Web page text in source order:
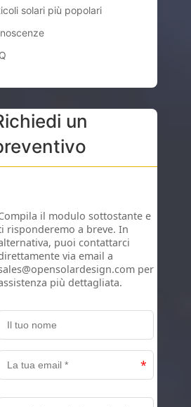
solari più popolari
un